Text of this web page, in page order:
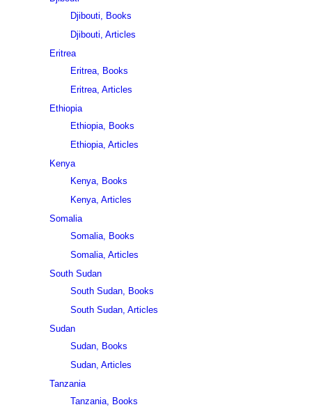
Djibouti, Books
Djibouti, Articles
Eritrea
Eritrea, Books
Eritrea, Articles
Ethiopia
Ethiopia, Books
Ethiopia, Articles
Kenya
Kenya, Books
Kenya, Articles
Somalia
Somalia, Books
Somalia, Articles
South Sudan
South Sudan, Books
South Sudan, Articles
Sudan
Sudan, Books
Sudan, Articles
Tanzania
Tanzania, Books